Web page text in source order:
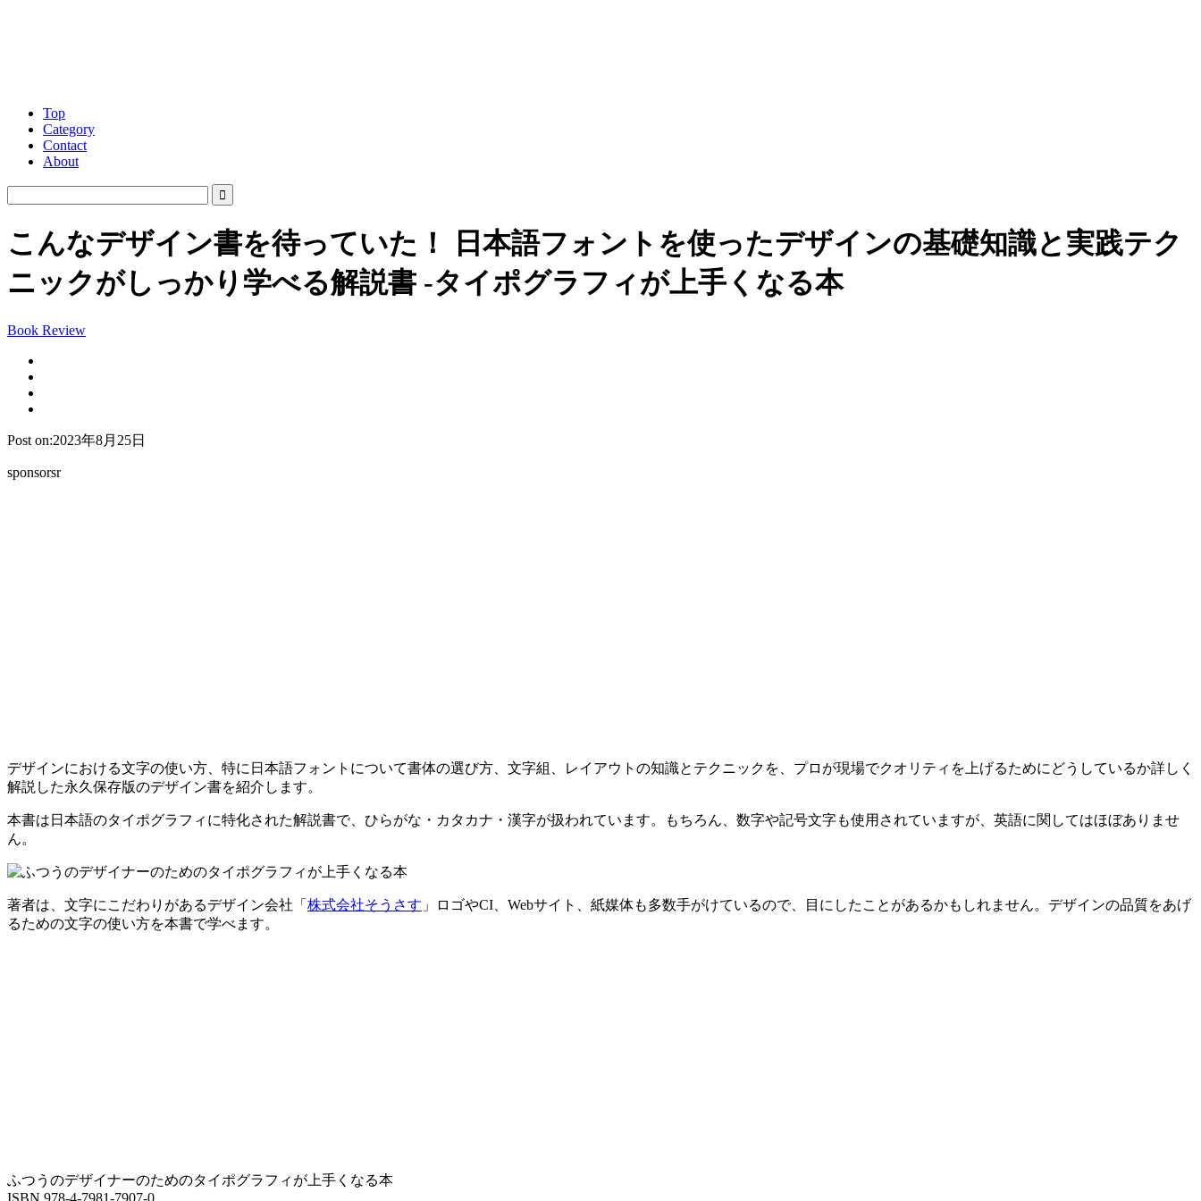
Top
Category
Contact
About
こんなデザイン書を待っていた！ 日本語フォントを使ったデザインの基礎知識と実践テク
ニックがしっかり学べる解説書 -タイポグラフィが上手くなる本
Book Review
Post on:2023年8月25日
sponsorsr
デザインにおける文字の使い方、特に日本語フォントについて書体の選び方、文字組、レイアウトの知識とテクニックを、プロが現場でクオリティを上げるためにどうしているか詳しく
解説した永久保存版のデザイン書を紹介します。
本書は日本語のタイポグラフィに特化された解説書で、ひらがな・カタカナ・漢字が扱われています。もちろん、数字や記号文字も使用されていますが、英語に関してはほぼありませ
ん。
著者は、文字にこだわりがあるデザイン会社「 株式会社そうさす 」ロゴやCI、Webサイト、紙媒体も多数手がけているので、目にしたことがあるかもしれません。デザインの品質をあげ
るための文字の使い方を本書で学べます。
ふつうのデザイナーのためのタイポグラフィが上手くなる本
ISBN 978-4-7981-7907-0